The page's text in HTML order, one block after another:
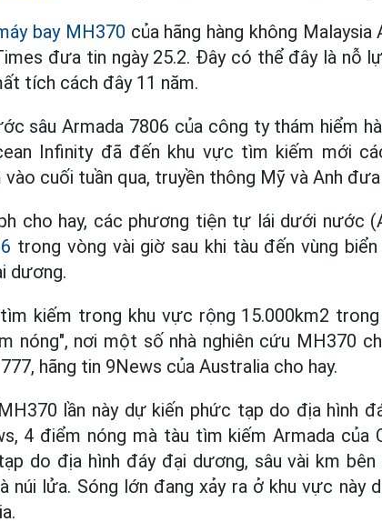
bay MH370 của hãng hàng không
đưa tin ngày 25.2. Đây có thể đây là nỗ
tích cách đây 11 năm.
sâu Armada 7806 của công ty thám hiểm
Infinity đã đến khu vực tìm kiếm mới
vào cuối tuần qua, truyền thông Mỹ và Anh
cho hay, các phương tiện tự lái dưới nước
trong vòng vài giờ sau khi tàu đến vùng
dương.
kiếm trong khu vực rộng 15.000km2
nóng", nơi một số nhà nghiên cứu MH370
hãng tin 9News của Australia cho hay.
lần này dự kiến ​​phức tạp do địa hình
4 điểm nóng mà tàu tìm kiếm Armada của
do địa hình đáy đại dương, sâu vài km
núi lửa. Sóng lớn đang xảy ra ở khu vực này